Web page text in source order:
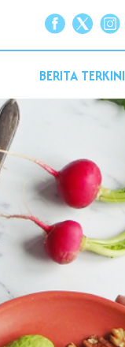
BERITA TERKINI